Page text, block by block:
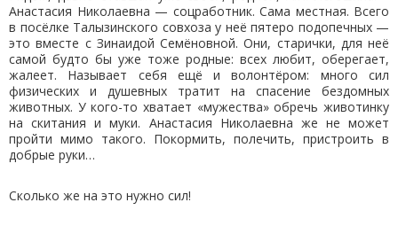
Анастасия Николаевна — соцработник. Сама местная. Всего
в посёлке Талызинского совхоза у неё пятеро подопечных —
это вместе с Зинаидой Семёновной. Они, старички, для неё
самой будто бы уже тоже родные: всех любит, оберегает,
жалеет. Называет себя ещё и волонтёром: много сил
физических и душевных тратит на спасение бездомных
животных. У кого-то хватает «мужества» обречь животинку
на скитания и муки. Анастасия Николаевна же не может
пройти мимо такого. Покормить, полечить, пристроить в
добрые руки…
Сколько же на это нужно сил!